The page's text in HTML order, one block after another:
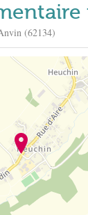
(62134)